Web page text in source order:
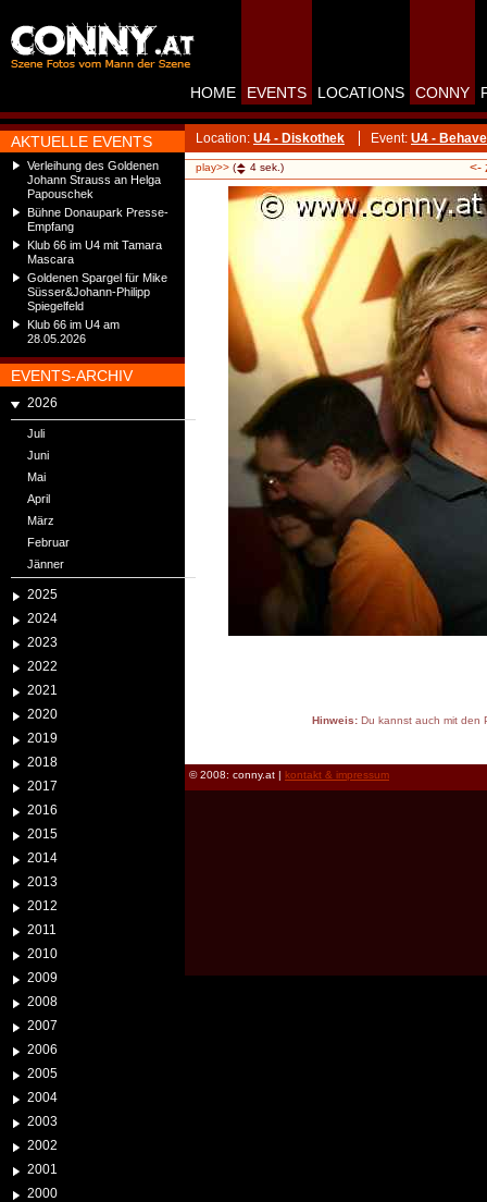
AKTUELLE EVENTS
Verleihung des Goldenen
Johann Strauss an Helga
Papouschek
Bühne Donaupark Presse-
Empfang
Klub 66 im U4 mit Tamara
Mascara
Goldenen Spargel für Mike
Süsser&Johann-Philipp
Spiegelfeld
Klub 66 im U4 am
28.05.2026
EVENTS-ARCHIV
2026
Juli
Juni
Mai
April
März
Februar
Jänner
2025
2024
2023
2022
2021
2020
2019
2018
2017
2016
2015
2014
2013
2012
2011
2010
2009
2008
2007
2006
2005
2004
2003
2002
2001
2000
HOME EVENTS LOCATIONS CONNY
Location: U4 - Diskothek Event: U4 -
play>> ( 4 sek.) <-
Hinweis:Du kannst auch mit den
© 2008: conny.at | kontakt & impressum